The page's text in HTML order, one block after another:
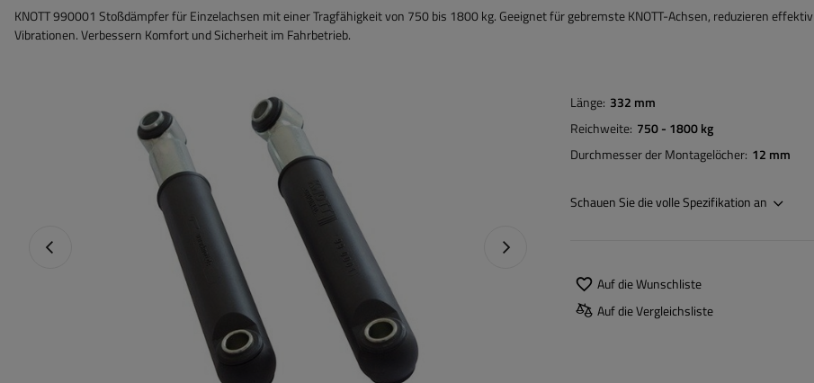
KNOTT 990001 Stoßdämpfer für Einzelachsen mit einer Tragfähigkeit von 750 bis 1800 kg. Geeignet für gebremste KNOTT-Achsen, reduzieren effektiv
Vibrationen. Verbessern Komfort und Sicherheit im Fahrbetrieb.
Vorheriges Foto Nächstes Foto
Länge 332 mm
Reichweite 750 - 1800 kg
Durchmesser der Montagelöcher 12 mm
Schauen Sie die volle Spezifikation an
Auf die Wunschliste
Auf die Vergleichsliste